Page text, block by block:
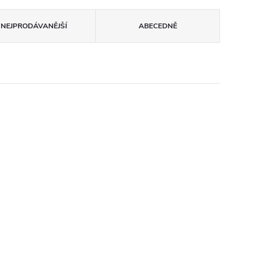
NEJPRODÁVANĚJŠÍ ABECEDNĚ